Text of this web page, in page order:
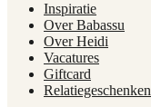
Inspiratie
Over Babassu
Over Heidi
Vacatures
Giftcard
Relatiegeschenken